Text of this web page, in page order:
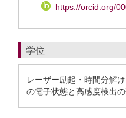
https://orcid.org/
学位
レーザー励起・時間分解
の電子状態と高感度検出